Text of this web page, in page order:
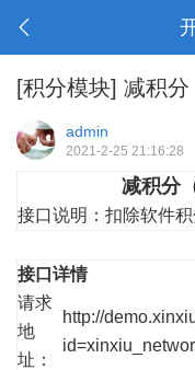
[积分模块] 减积分
admin
2021-2-25 21:16:28
减积分
接口说明： 扣除软件积
接口详情
请求
地
址：
http://